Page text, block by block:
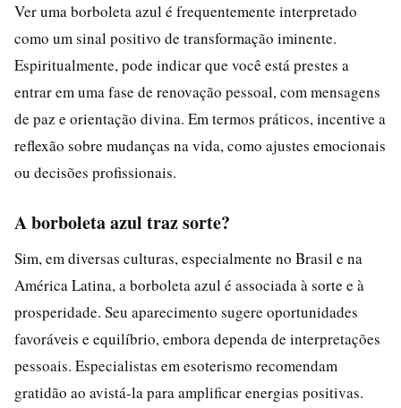
Ver uma borboleta azul é frequentemente interpretado
como um sinal positivo de transformação iminente.
Espiritualmente, pode indicar que você está prestes a
entrar em uma fase de renovação pessoal, com mensagens
de paz e orientação divina. Em termos práticos, incentive a
reflexão sobre mudanças na vida, como ajustes emocionais
ou decisões profissionais.
A borboleta azul traz sorte?
Sim, em diversas culturas, especialmente no Brasil e na
América Latina, a borboleta azul é associada à sorte e à
prosperidade. Seu aparecimento sugere oportunidades
favoráveis e equilíbrio, embora dependa de interpretações
pessoais. Especialistas em esoterismo recomendam
gratidão ao avistá-la para amplificar energias positivas.